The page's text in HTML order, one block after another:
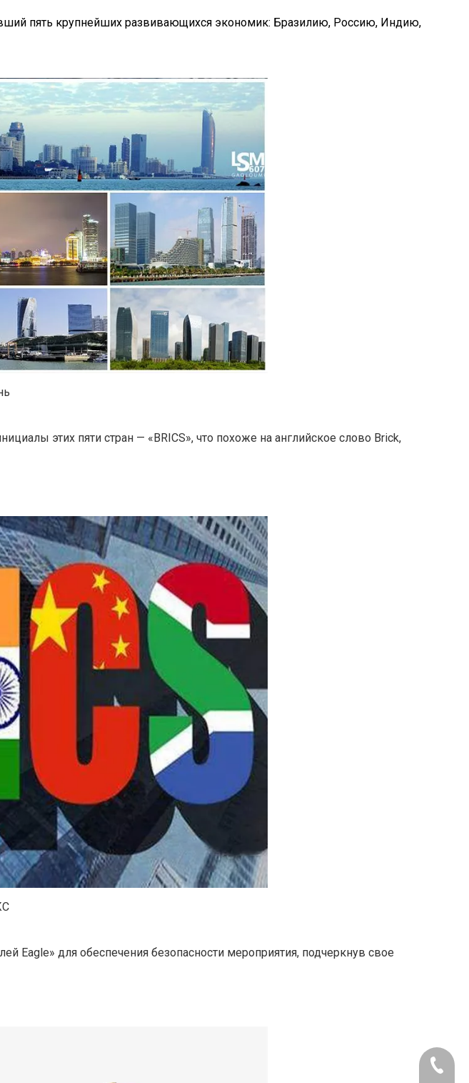
пять крупнейших развивающихся экономик: Бразилию, Россию, Индию,
этих пяти стран — «BRICS», что похоже на английское слово Brick,
Eagle» для обеспечения безопасности мероприятия, подчеркнув свое
+86-